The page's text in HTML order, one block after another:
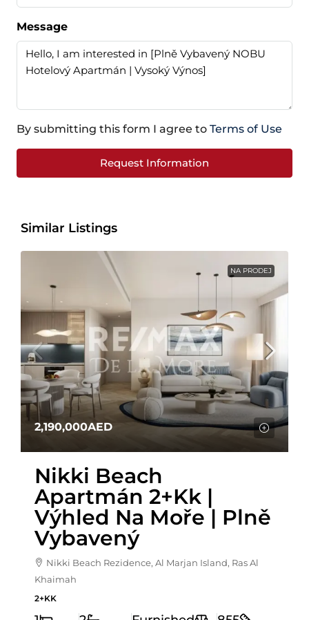
Message
By submitting this form I agree to Terms of Use
Request Information
Similar Listings
NA PRODEJ
2,190,000AED
Nikki Beach
Apartmán 2+kk |
Výhled Na Moře | Plně
Vybavený
Nikki Beach Rezidence, Al Marjan Island, Ras Al
Khaimah
2+KK